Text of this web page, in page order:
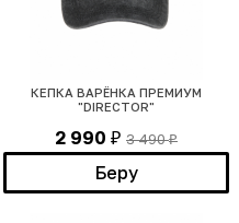
КЕПКА ВАРЁНКА ПРЕМИУМ
"DIRECTOR"
2 990 ₽ 3 490₽
Беру